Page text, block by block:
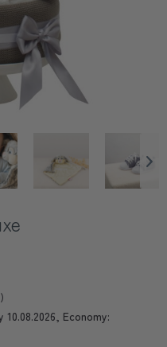
Economy: